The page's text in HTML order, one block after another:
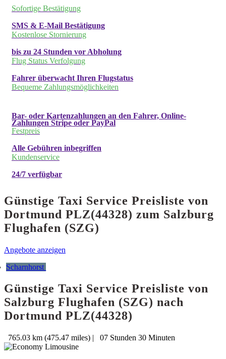
Sofortige Bestätigung
SMS & E-Mail Bestätigung
Kostenlose Stornierung
bis zu 24 Stunden vor Abholung
Flug Status Verfolgung
Fahrer überwacht Ihren Flugstatus
Bequeme Zahlungsmöglichkeiten
Bar- oder Kartenzahlungen an den Fahrer, Online-
Zahlungen Stripe oder PayPal
Festpreis
Alle Gebühren inbegriffen
Kundenservice
24/7 verfügbar
Günstige Taxi Service Preisliste von
Dortmund PLZ(44328) zum Salzburg
Flughafen (SZG)
Angebote anzeigen
Scharnhorst
Günstige Taxi Service Preisliste von
Salzburg Flughafen (SZG) nach
Dortmund PLZ(44328)
765.03 km (475.47 miles) | 07 Stunden 30 Minuten